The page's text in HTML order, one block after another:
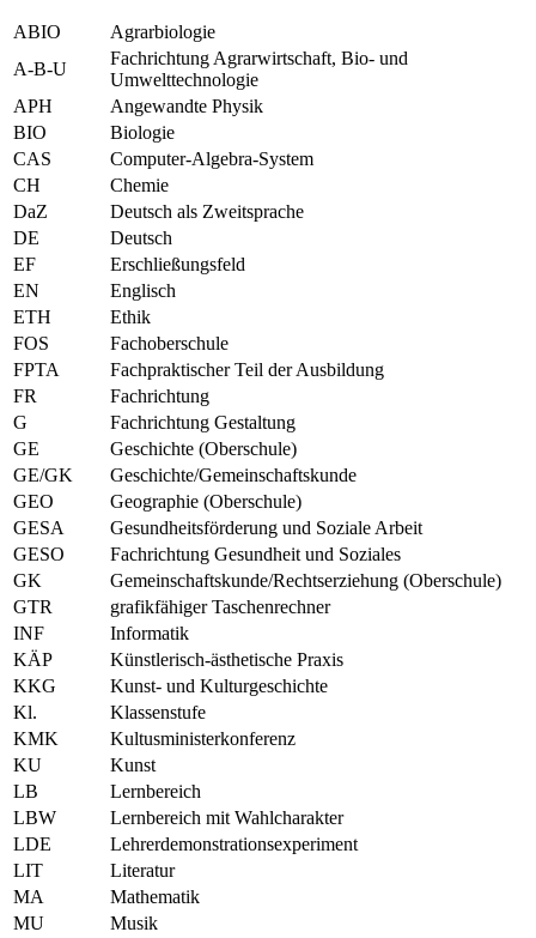
ABIO
Agrarbiologie
A-B-U
Fachrichtung Agrarwirtschaft, Bio- und
Umwelttechnologie
APH
Angewandte Physik
BIO
Biologie
CAS
Computer-Algebra-System
CH
Chemie
DaZ
Deutsch als Zweitsprache
DE
Deutsch
EF
Erschließungsfeld
EN
Englisch
ETH
Ethik
FOS
Fachoberschule
FPTA
Fachpraktischer Teil der Ausbildung
FR
Fachrichtung
G
Fachrichtung Gestaltung
GE
Geschichte (Oberschule)
GE/GK
Geschichte/Gemeinschaftskunde
GEO
Geographie (Oberschule)
GESA
Gesundheitsförderung und Soziale Arbeit
GESO
Fachrichtung Gesundheit und Soziales
GK
Gemeinschaftskunde/Rechtserziehung (Oberschule)
GTR
grafikfähiger Taschenrechner
INF
Informatik
KÄP
Künstlerisch-ästhetische Praxis
KKG
Kunst- und Kulturgeschichte
Kl.
Klassenstufe
KMK
Kultusministerkonferenz
KU
Kunst
LB
Lernbereich
LBW
Lernbereich mit Wahlcharakter
LDE
Lehrerdemonstrationsexperiment
LIT
Literatur
MA
Mathematik
MU
Musik